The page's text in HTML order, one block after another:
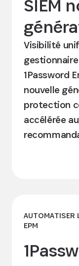
SIEM
Visibilité
1Password
nouvelle
protection
accélérée
AUTOMATISER
EPM